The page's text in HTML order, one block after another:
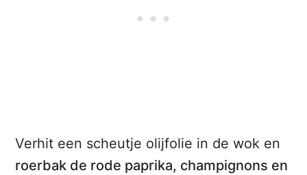
Verhit een scheutje olijfolie in de wok en
roerbak de rode paprika, champignons en